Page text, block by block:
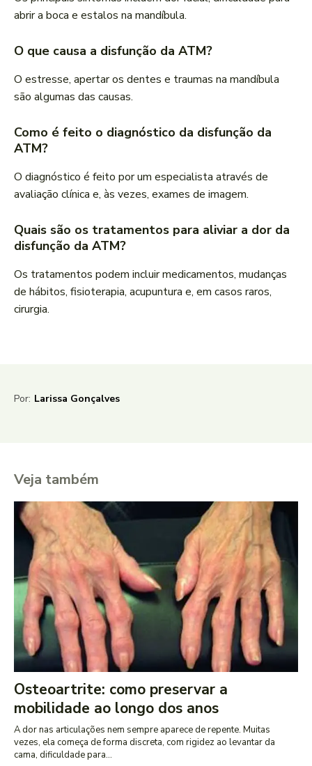
abrir a boca e estalos na mandíbula.
O que causa a disfunção da ATM?
O estresse, apertar os dentes e traumas na mandíbula
são algumas das causas.
Como é feito o diagnóstico da disfunção da
ATM?
O diagnóstico é feito por um especialista através de
avaliação clínica e, às vezes, exames de imagem.
Quais são os tratamentos para aliviar a dor da
disfunção da ATM?
Os tratamentos podem incluir medicamentos, mudanças
de hábitos, fisioterapia, acupuntura e, em casos raros,
cirurgia.
Por: Larissa Gonçalves
Veja também
Osteoartrite: como preservar a
mobilidade ao longo dos anos
A dor nas articulações nem sempre aparece de repente. Muitas
vezes, ela começa de forma discreta, com rigidez ao levantar da
cama, dificuldade para...